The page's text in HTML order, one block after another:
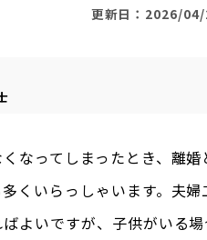
更新日：2026/
なってしまったとき、離婚
くいらっしゃいます。夫婦
よいですが、子供がいる場